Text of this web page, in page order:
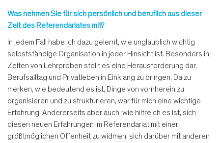
Was nehmen Sie für sich persönlich und beruflich aus dieser
Zeit des Referendariates mit?
In jedem Fall habe ich dazu gelernt, wie unglaublich wichtig
selbstständige Organisation in jeder Hinsicht ist. Besonders in
Zeiten von Lehrproben stellt es eine Herausforderung dar,
Berufsalltag und Privatleben in Einklang zu bringen. Da zu
merken, wie bedeutend es ist, Dinge von vornherein zu
organisieren und zu strukturieren, war für mich eine wichtige
Erfahrung. Andererseits aber auch, wie hilfreich es ist, sich
diesen neuen Erfahrungen im Referendariat mit einer
größtmöglichen Offenheit zu widmen, sich darüber mit anderen